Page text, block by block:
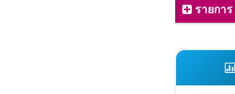
รายการ